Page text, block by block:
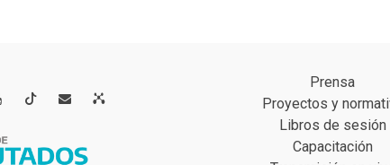
 
Prensa
Proyectos y
Libros de sesión
Capacitación